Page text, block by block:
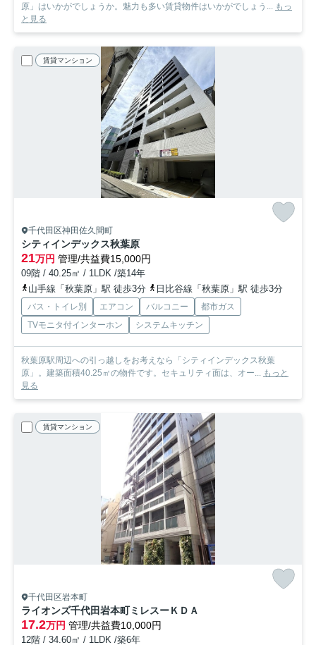
原」はいかがでしょうか。魅力も多い賃貸物件はいかがでしょう...
もっ
と見る
賃貸マンション
千代田区神田佐久間町
シティインデックス秋葉原
21万円 管理/共益費15,000円
09階 / 40.25㎡ / 1LDK /築14年
山手線「秋葉原」駅 徒歩3分
日比谷線「秋葉原」駅 徒歩3分
バス・トイレ別 エアコン バルコニー
都市ガス
TVモニタ付インターホン
システムキッチン
秋葉原駅周辺への引っ越しをお考えなら「シティインデックス秋葉
原」。建築面積40.25㎡の物件です。セキュリティ面は、オー...
もっと
見る
賃貸マンション
千代田区岩本町
ライオンズ千代田岩本町ミレスーＫＤＡ
17.2万円 管理/共益費10,000円
12階 / 34.60㎡ / 1LDK /築6年